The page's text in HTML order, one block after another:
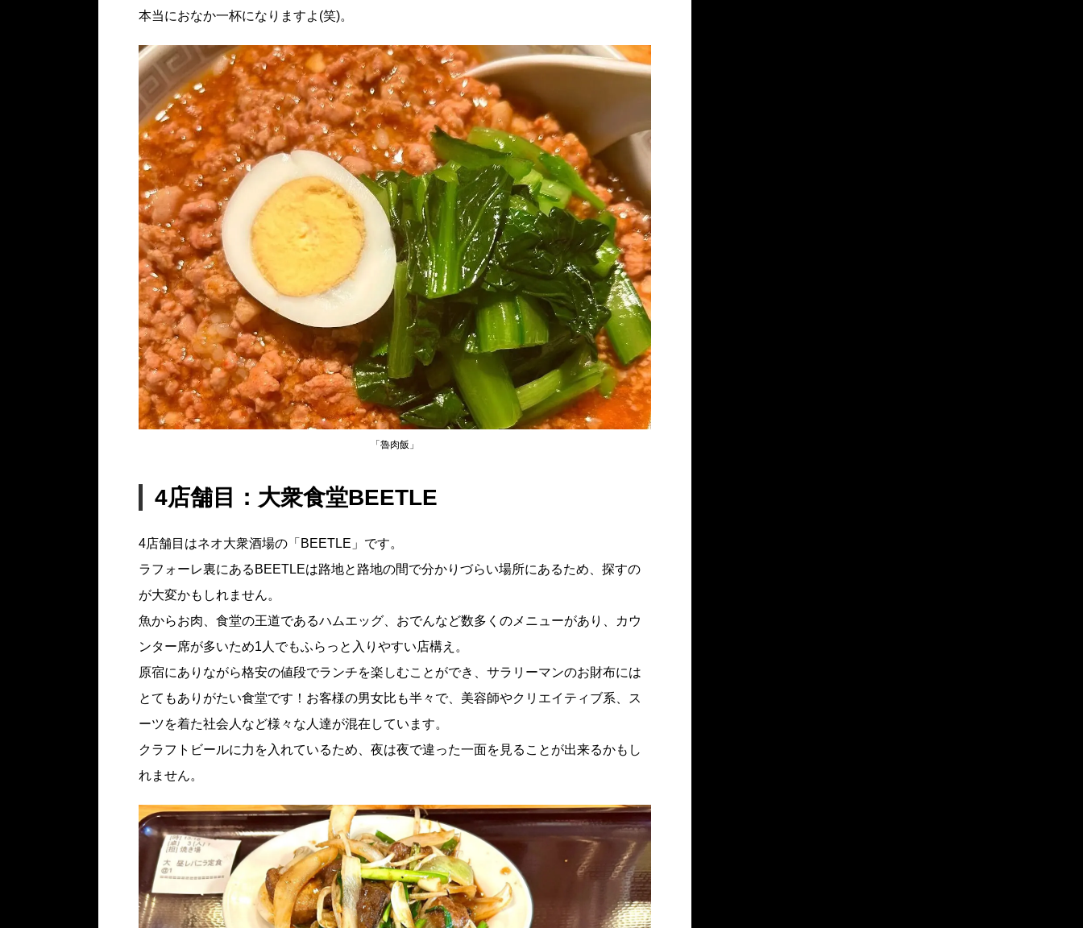
本当におなか一杯になりますよ(笑)。
「魯肉飯」
4店舗目：大衆食堂BEETLE
4店舗目はネオ大衆酒場の「BEETLE」です。
ラフォーレ裏にあるBEETLEは路地と路地の間で分かりづらい場所にあるため、探すの
が大変かもしれません。
魚からお肉、食堂の王道であるハムエッグ、おでんなど数多くのメニューがあり、カウ
ンター席が多いため1人でもふらっと入りやすい店構え。
原宿にありながら格安の値段でランチを楽しむことができ、サラリーマンのお財布には
とてもありがたい食堂です！お客様の男女比も半々で、美容師やクリエイティブ系、ス
ーツを着た社会人など様々な人達が混在しています。
クラフトビールに力を入れているため、夜は夜で違った一面を見ることが出来るかもし
れません。